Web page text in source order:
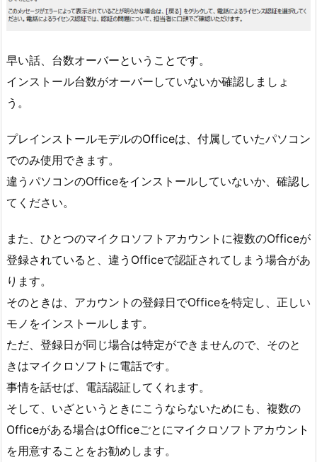
早い話、台数オーバーということです。
インストール台数がオーバーしていないか確認しましょ
う。
プレインストールモデルのOfficeは、付属していたパソコン
でのみ使用できます。
違うパソコンのOfficeをインストールしていないか、確認し
てください。
また、ひとつのマイクロソフトアカウントに複数のOfficeが
登録されていると、違うOfficeで認証されてしまう場合があ
ります。
そのときは、アカウントの登録日でOfficeを特定し、正しい
モノをインストールします。
ただ、登録日が同じ場合は特定ができませんので、そのと
きはマイクロソフトに電話です。
事情を話せば、電話認証してくれます。
そして、いざというときにこうならないためにも、複数の
Officeがある場合はOfficeごとにマイクロソフトアカウント
を用意することをお勧めします。